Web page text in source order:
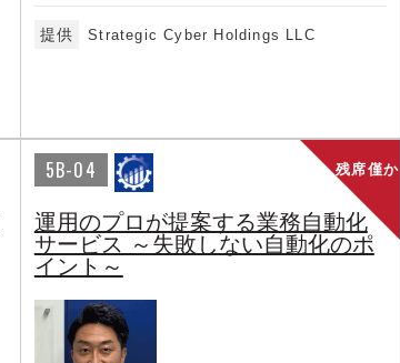
提供 Strategic Cyber Holdings LLC
残席僅か
5B-04
運用のプロが提案する業務自動化
サービス ～失敗しない自動化のポ
イント～